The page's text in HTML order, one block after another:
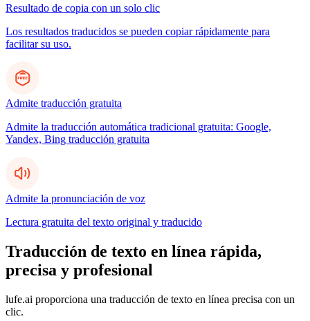
Resultado de copia con un solo clic
Los resultados traducidos se pueden copiar rápidamente para
facilitar su uso.
Admite traducción gratuita
Admite la traducción automática tradicional gratuita: Google,
Yandex, Bing traducción gratuita
Admite la pronunciación de voz
Lectura gratuita del texto original y traducido
Traducción de texto en línea rápida,
precisa y profesional
lufe.ai proporciona una traducción de texto en línea precisa con un
clic.